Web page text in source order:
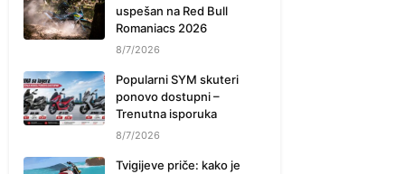
uspešan na Red Bull
Romaniacs 2026
8/7/2026
Popularni SYM skuteri
ponovo dostupni –
Trenutna isporuka
8/7/2026
Tvigijeve priče: kako je